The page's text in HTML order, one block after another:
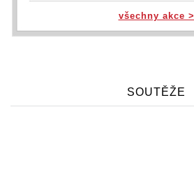
všechny akce >
SOUTĚŽE